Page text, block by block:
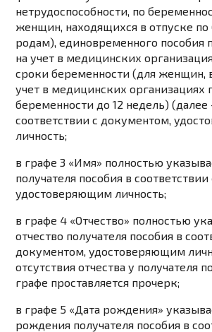
нетрудоспособности, по
женщин, находящихся в отпуске
родам), единовременного пособия
на учет в медицинских
сроки беременности (для женщин,
учет в медицинских организациях
беременности до 12 недель)
соответствии с документом,
личность;
в графе 3 «Имя» полностью
получателя пособия в
удостоверяющим личность;
в графе 4 «Отчество» полностью
отчество получателя пособия в
документом, удостоверяющим
отсутствия отчества у получателя
графе проставляется прочерк;
в графе 5 «Дата рождения»
рождения получателя пособия в